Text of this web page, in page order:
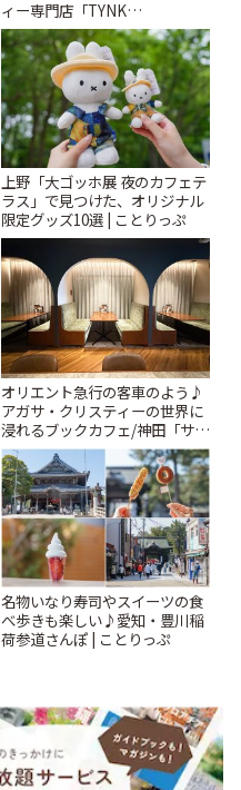
ィー専門店「TYNK
Kabutocho」 | ことりっぷ
上野「大ゴッホ展 夜のカフェテ
ラス」で見つけた、オリジナル
限定グッズ10選 | ことりっぷ
オリエント急行の客車のよう♪
アガサ・クリスティーの世界に
浸れるブックカフェ/神田「サロ
ンクリスティ」 | ことりっぷ
名物いなり寿司やスイーツの食
べ歩きも楽しい♪愛知・豊川稲
荷参道さんぽ | ことりっぷ